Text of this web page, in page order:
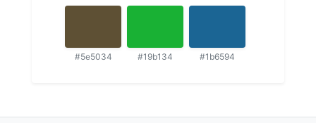
#5e5034 #19b134 #1b6594